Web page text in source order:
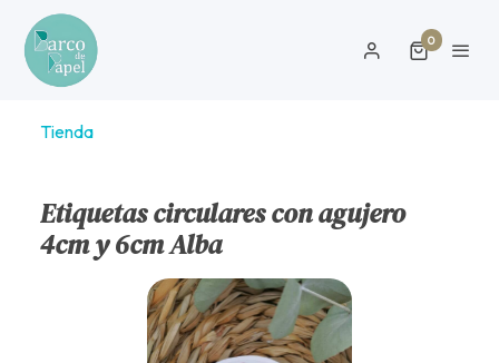
0
Tienda
Etiquetas circulares con agujero
4cm y 6cm Alba